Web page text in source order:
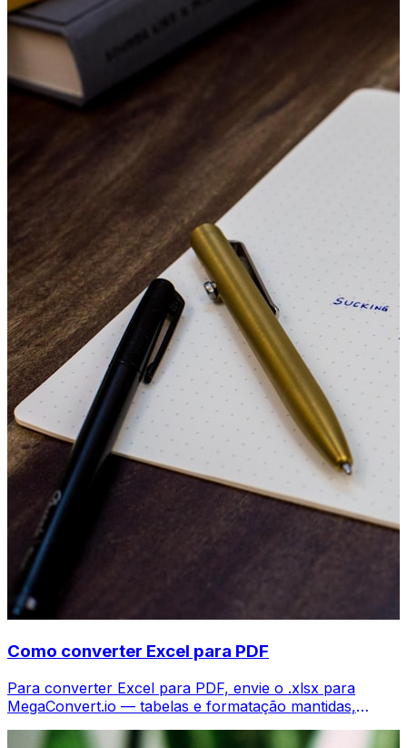
Como converter Excel para PDF
Para converter Excel para PDF, envie o .xlsx para
MegaConvert.io — tabelas e formatação mantidas,